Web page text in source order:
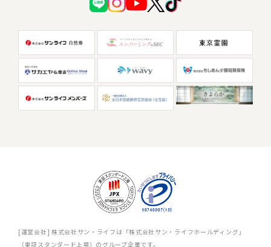
[運営会社] 株式会社サン・ライフは「株式会社サン・ライフホールディング」
（東証スタンダード上場）のグループ企業です。